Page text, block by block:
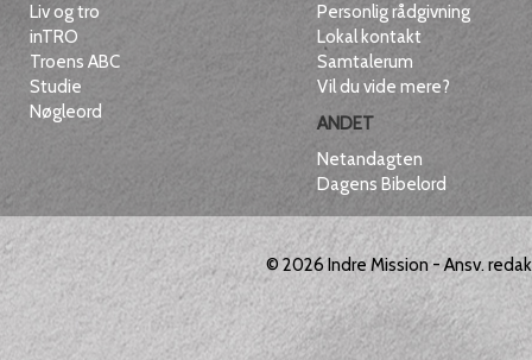
Liv og tro
inTRO
Troens ABC
Studie
Nøgleord
Personlig rådgivning
Lokal kontakt
Samtalerum
Vil du vide mere?
ANDET
Netandagten
Dagens Bibelord
© 2026Indre Mission- Ansv.